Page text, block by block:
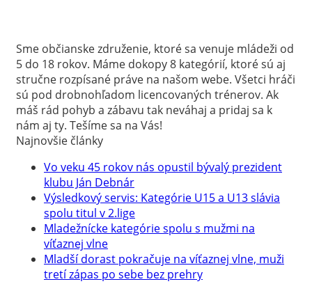
Sme občianske združenie, ktoré sa venuje mládeži od
5 do 18 rokov. Máme dokopy 8 kategórií, ktoré sú aj
stručne rozpísané práve na našom webe. Všetci hráči
sú pod drobnohľadom licencovaných trénerov. Ak
máš rád pohyb a zábavu tak neváhaj a pridaj sa k
nám aj ty. Tešíme sa na Vás!
Najnovšie články
Vo veku 45 rokov nás opustil bývalý prezident
klubu Ján Debnár
Výsledkový servis: Kategórie U15 a U13 slávia
spolu titul v 2.lige
Mladežnícke kategórie spolu s mužmi na
víťaznej vlne
Mladší dorast pokračuje na víťaznej vlne, muži
tretí zápas po sebe bez prehry